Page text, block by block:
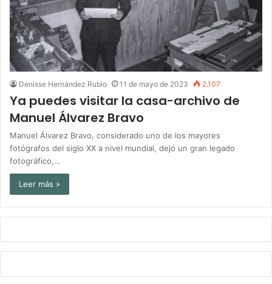
Denisse Hernández Rubio 11 de mayo de 2023 2.107
Ya puedes visitar la casa-archivo de
Manuel Álvarez Bravo
Manuel Álvarez Bravo, considerado uno de los mayores
fotógrafos del siglo XX a nivel mundial, dejó un gran legado
fotográfico,…
Leer más »